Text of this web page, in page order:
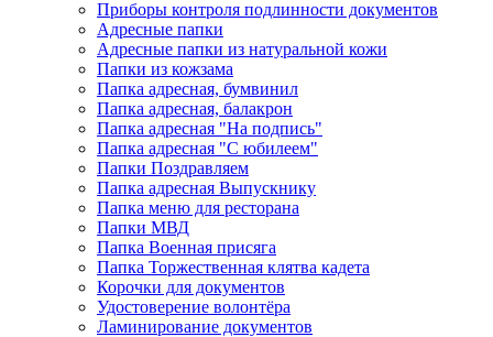
Приборы контроля подлинности документов
Адресные папки
Адресные папки из натуральной кожи
Папки из кожзама
Папка адресная, бумвинил
Папка адресная, балакрон
Папка адресная "На подпись"
Папка адресная "C юбилеем"
Папки Поздравляем
Папка адресная Выпускнику
Папка меню для ресторана
Папки МВД
Папка Военная присяга
Папка Торжественная клятва кадета
Корочки для документов
Удостоверение волонтёра
Ламинирование документов